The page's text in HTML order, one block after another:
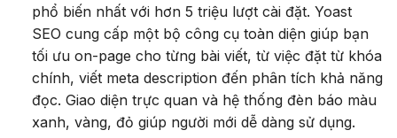
phổ biến nhất với hơn 5 triệu lượt cài đặt. Yoast
SEO cung cấp một bộ công cụ toàn diện giúp bạn
tối ưu on-page cho từng bài viết, từ việc đặt từ khóa
chính, viết meta description đến phân tích khả năng
đọc. Giao diện trực quan và hệ thống đèn báo màu
xanh, vàng, đỏ giúp người mới dễ dàng sử dụng.